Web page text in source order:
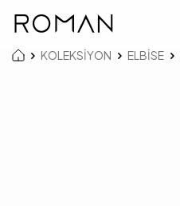
KOLEKSİYON ELBİSE